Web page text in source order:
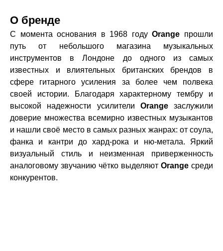
О бренде
С момента основания в 1968 годуOrange прошли
путь от небольшого магазина музыкальных
инструментов в Лондоне до одного из самых
известных и влиятельных британских брендов в
сфере гитарного усиления за более чем полвека
своей истории. Благодаря характерному тембру и
высокой надежности усилители Orangeзаслужили
доверие множества всемирно известных музыкантов
и нашли своё место в самых разных жанрах: от соула,
фанка и кантри до хард-рока и ню-метала. Яркий
визуальный стиль и неизменная приверженность
аналоговому звучанию чётко выделяют Orange среди
конкурентов.